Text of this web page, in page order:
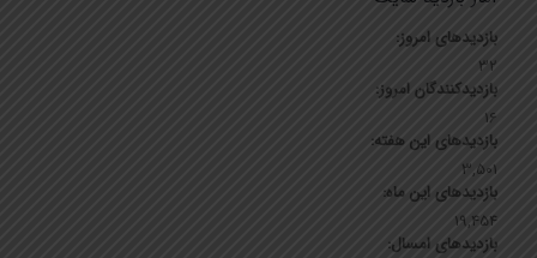
بازدیدهای امروز:
32
بازدیدکنندگان امروز:
16
بازدیدهای این هفته:
3,501
بازدیدهای این ماه:
19,454
بازدیدهای امسال: